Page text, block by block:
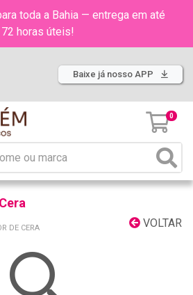
toda a Bahia — entrega em até
72 horas úteis!
Baixe já nosso APP
0
VOLTAR
DE CERA